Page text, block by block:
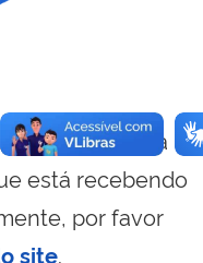
visualizar essa
está recebendo
por favor
site.